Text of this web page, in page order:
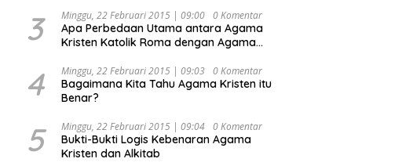
Undang Perekonomian Nasional dan
Kesejahteraan Sosial dalam Menata
Bangsa Menuju Indonesia Emas 2045”,
3 Minggu, 22 Februari 2015 | 09:00 0 Komentar
Apa Perbedaan Utama antara Agama
Kristen Katolik Roma dengan Agama
4 Minggu, 22 Februari 2015 | 09:03 0 Komentar
Bagaimana Kita Tahu Agama Kristen itu
Benar?
5 Minggu, 22 Februari 2015 | 09:04 0 Komentar
Bukti-Bukti Logis Kebenaran Agama
Kristen dan Alkitab